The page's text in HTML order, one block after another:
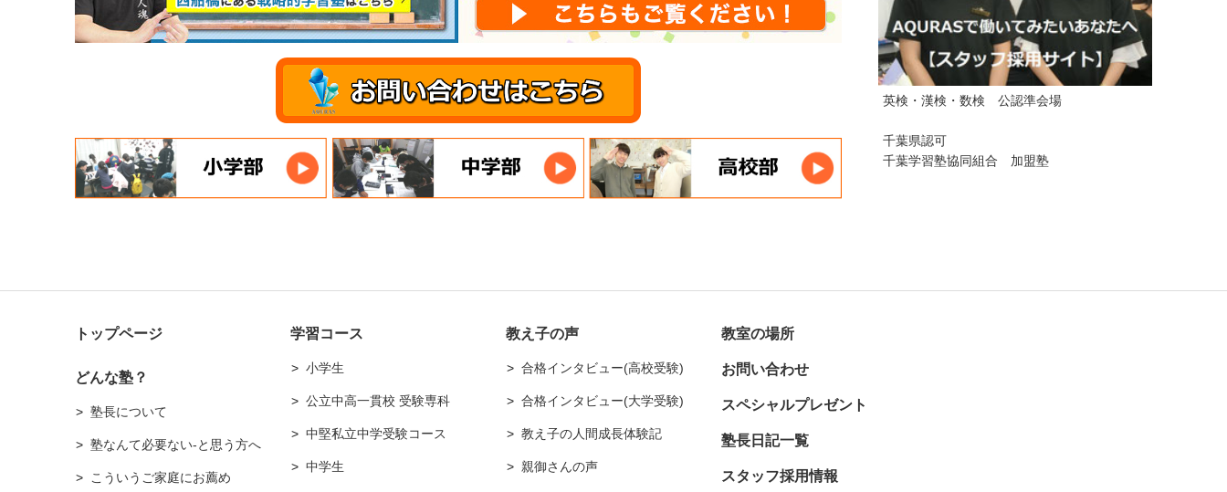
英検・漢検・数検 公認準会場
千葉県認可
千葉学習塾協同組合 加盟塾
トップページ
どんな塾？
塾長について
塾なんて必要ない-と思う方へ
こういうご家庭にお薦め
学習コース
小学生
公立中高一貫校 受験専科
中堅私立中学受験コース
中学生
教え子の声
合格インタビュー(高校受験)
合格インタビュー(大学受験)
教え子の人間成長体験記
親御さんの声
教室の場所
お問い合わせ
スペシャルプレゼント
塾長日記一覧
スタッフ採用情報